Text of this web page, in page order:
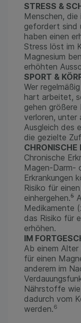
STRESS &
Menschen,
gefordert sind
haben einen
Stress löst im
Magnesium
erhöhten
SPORT &
Wer
hart arbeitet,
gehen
verloren, unter
Ausgleich des
die gezielte
CHRONISCHE
Chronische
Magen-Darm-
Erkrankungen
Risiko für
einhergehen.5
Medikamente
das Risiko für
erhöhen.
IM
Ab einem
für einen
anderem im
Nährstoffe
dadurch vom
werden.6